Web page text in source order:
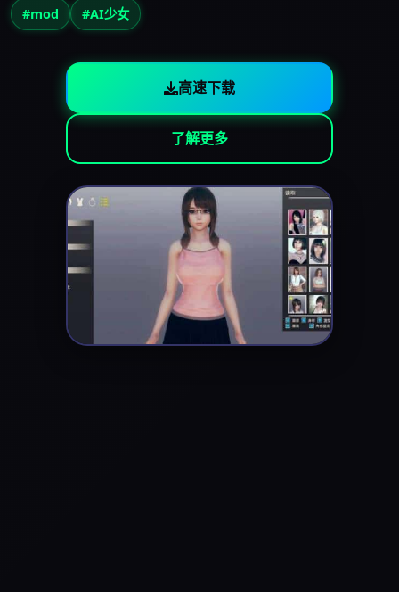
#mod #AI少女
高速下载
了解更多